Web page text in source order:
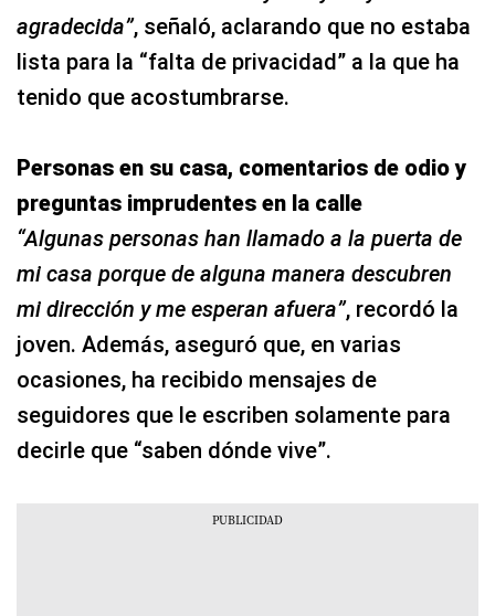
agradecida”, señaló, aclarando que no estaba
lista para la “falta de privacidad” a la que ha
tenido que acostumbrarse.
Personas en su casa, comentarios de odio y
preguntas imprudentes en la calle
“Algunas personas han llamado a la puerta de
mi casa porque de alguna manera descubren
mi dirección y me esperan afuera”, recordó la
joven. Además, aseguró que, en varias
ocasiones, ha recibido mensajes de
seguidores que le escriben solamente para
decirle que “saben dónde vive”.